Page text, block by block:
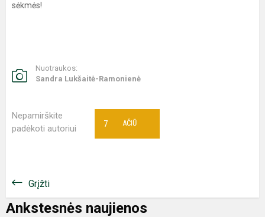
sėkmės!
Nuotraukos:
Sandra Lukšaitė-Ramonienė
Nepamirškite
padėkoti autoriui
AČIŪ
7
Grįžti
Ankstesnės naujienos